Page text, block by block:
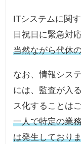
ITシステムに関
日祝日に緊急対
当然ながら代休
なお、情報シス
には、監査が入
ス化することは
一人で特定の業
は発生しており